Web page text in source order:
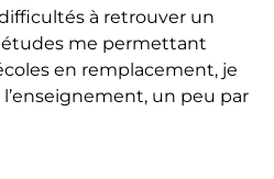
difficultés à retrouver un
me permettant
en remplacement, je
un peu par